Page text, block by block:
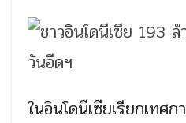
ในอินโดนีเซียเรียกเทศ